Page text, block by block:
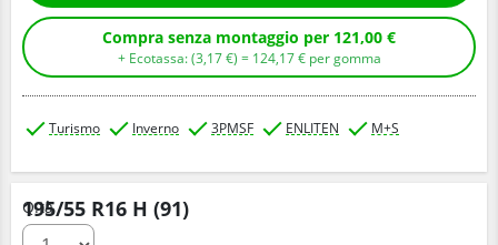
Compra senza montaggio per 121,00 €
+ Ecotassa: (3,17€ ) = 124,17€ per gomma
Turismo Inverno 3PMSF ENLITEN M+S
195/55 R16 H (91)
Q.tà